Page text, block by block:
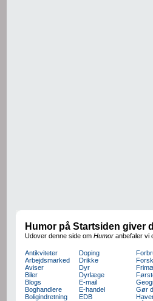
Humor på Startsiden giver
Udover denne side om Humor anbefaler vi
Antikviteter
Arbejdsmarked
Aviser
Biler
Blogs
Boghandlere
Boligindretning
Doping
Drikke
Dyr
Dyrlæge
E-mail
E-handel
EDB
Gør